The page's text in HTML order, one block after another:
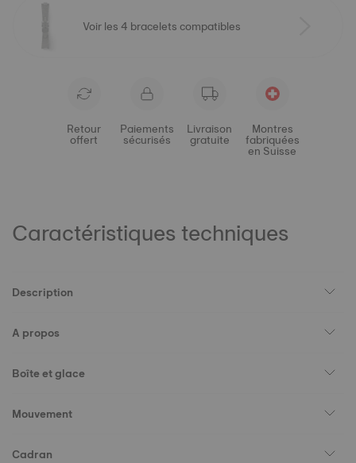
Voir les 4 bracelets compatibles
Retour
offert
Paiements
sécurisés
Livraison
gratuite
Montres
fabriquées
en Suisse
Caractéristiques techniques
Description
A propos
Boîte et glace
Mouvement
Cadran